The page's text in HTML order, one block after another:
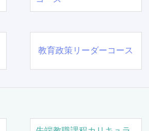
教育政策リーダーコース